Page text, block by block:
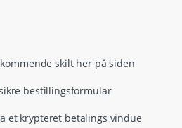
skilt her på siden
bestillingsformular
et krypteret betalings vindue